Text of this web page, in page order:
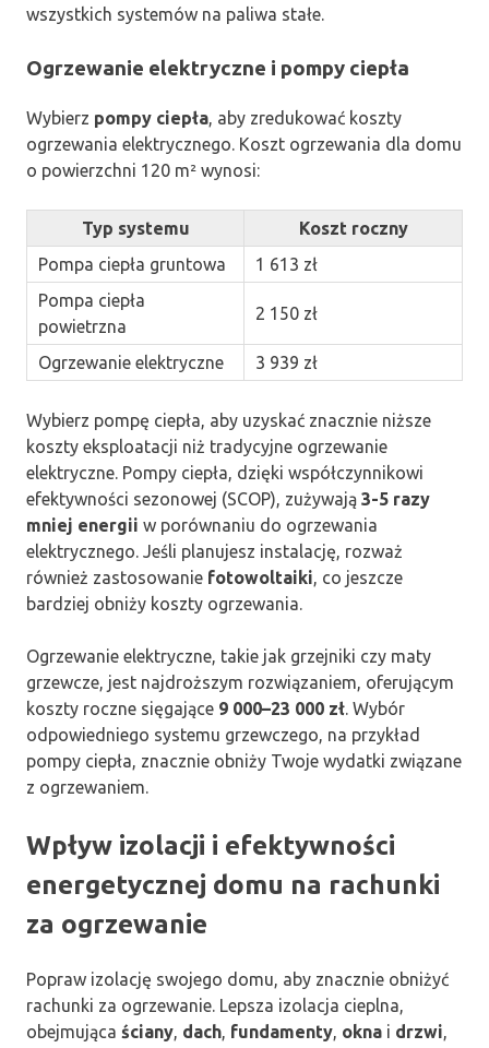
wszystkich systemów na paliwa stałe.
Ogrzewanie elektryczne i pompy ciepła
Wybierz pompy ciepła, aby zredukować koszty
ogrzewania elektrycznego. Koszt ogrzewania dla domu
o powierzchni 120 m² wynosi:
Typ systemu
Koszt roczny
Pompa ciepła gruntowa
1 613 zł
Pompa ciepła
powietrzna
2 150 zł
Ogrzewanie elektryczne 3 939 zł
Wybierz pompę ciepła, aby uzyskać znacznie niższe
koszty eksploatacji niż tradycyjne ogrzewanie
elektryczne. Pompy ciepła, dzięki współczynnikowi
efektywności sezonowej (SCOP), zużywają 3-5 razy
mniej energii w porównaniu do ogrzewania
elektrycznego. Jeśli planujesz instalację, rozważ
również zastosowanie fotowoltaiki, co jeszcze
bardziej obniży koszty ogrzewania.
Ogrzewanie elektryczne, takie jak grzejniki czy maty
grzewcze, jest najdroższym rozwiązaniem, oferującym
koszty roczne sięgające 9 000–23 000 zł. Wybór
odpowiedniego systemu grzewczego, na przykład
pompy ciepła, znacznie obniży Twoje wydatki związane
z ogrzewaniem.
Wpływ izolacji i efektywności
energetycznej domu na rachunki
za ogrzewanie
Popraw izolację swojego domu, aby znacznie obniżyć
rachunki za ogrzewanie. Lepsza izolacja cieplna,
obejmująca ściany, dach, fundamenty, okna i drzwi,